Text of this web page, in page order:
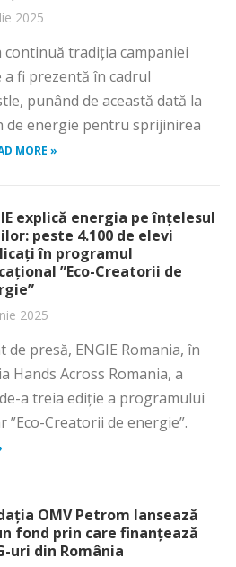
2025
continuă tradiția campaniei
a fi prezentă în cadrul
punând de această dată la
de energie pentru sprijinirea
MORE »
explică energia pe înțelesul
peste 4.100 de elevi
în programul
”Eco-Creatorii de
2025
presă, ENGIE Romania, în
Hands Across Romania, a
a treia ediție a programului
Creatorii de energie”.
OMV Petrom lansează
fond prin care finanţează
uri din România